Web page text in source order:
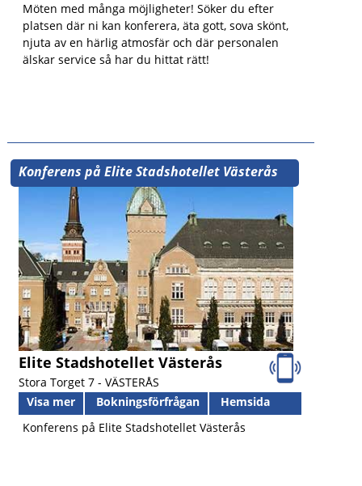
Möten med många möjligheter! Söker du efter
platsen där ni kan konferera, äta gott, sova skönt,
njuta av en härlig atmosfär och där personalen
älskar service så har du hittat rätt!
Konferens på Elite Stadshotellet Västerås
Elite Stadshotellet Västerås
Stora Torget 7 - VÄSTERÅS
Visa mer
Bokningsförfrågan
Hemsida
Konferens på Elite Stadshotellet Västerås